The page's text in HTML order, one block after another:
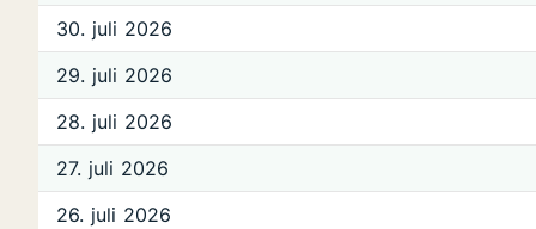
30. juli 2026
29. juli 2026
28. juli 2026
27. juli 2026
26. juli 2026